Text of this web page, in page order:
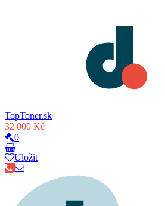
TopToner.sk
32 000 Kč
0
Uložit